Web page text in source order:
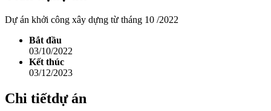
Dự án khởi công xây dựng từ tháng 10 /2022
Bắt đầu
03/10/2022
Kết thúc
03/12/2023
Chi tiếtdự án